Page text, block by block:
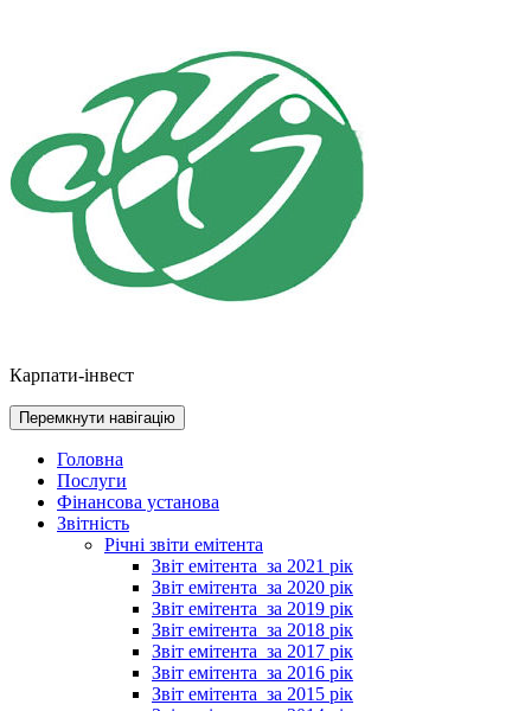
Карпати-інвест
Перемкнути навігацію
Головна
Послуги
Фінансова установа
Звітність
Річні звіти емітента
Звіт емітента_за 2021 рік
Звіт емітента_за 2020 рік
Звіт емітента_за 2019 рік
Звіт емітента_за 2018 рік
Звіт емітента_за 2017 рік
Звіт емітента_за 2016 рік
Звіт емітента_за 2015 рік